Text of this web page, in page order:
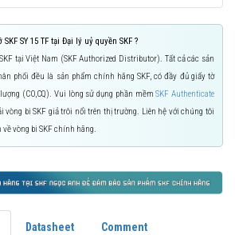
SY 15 TF tại Đại lý uỷ quyền SKF ?
tại Việt Nam (SKF Authorized Distributor). Tất cả các sản
phối đều là sản phẩm chính hãng SKF, có đầy đủ giấy tờ
(CO,CQ). Vui lòng sử dụng phần mềmSKF Authenticate
bi SKF giả trôi nổi trên thị trường. Liên hệ với chúng tôi
vòng bi SKF chính hãng.
Datasheet Comment